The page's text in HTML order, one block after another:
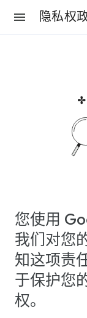
隐私权
您使用
我们对您
知这项责
于保护您
权。